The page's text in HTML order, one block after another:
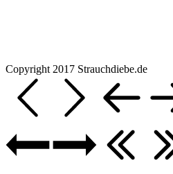
Copyright 2017 Strauchdiebe.de